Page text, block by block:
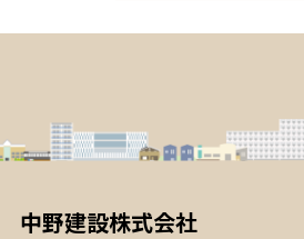
中野建設株式会社